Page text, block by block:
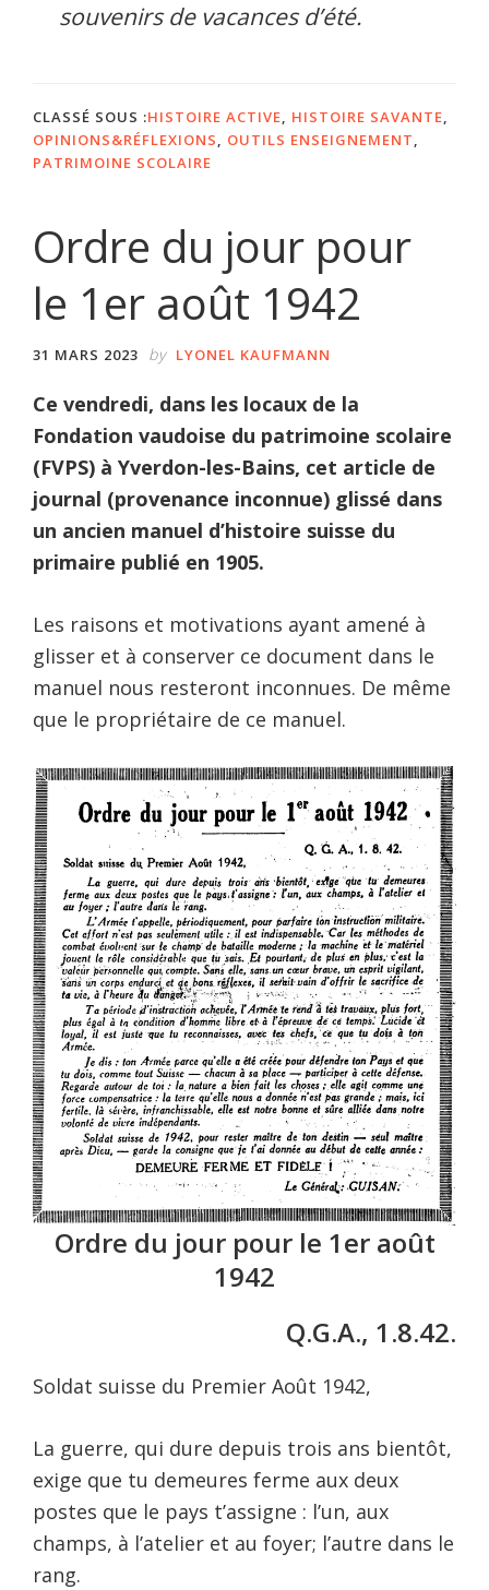
souvenirs de vacances d’été.
CLASSÉ SOUS :HISTOIRE ACTIVE, HISTOIRE SAVANTE,
OPINIONS&RÉFLEXIONS, OUTILS ENSEIGNEMENT,
PATRIMOINE SCOLAIRE
Ordre du jour pour
le 1er août 1942
31 MARS 2023 by LYONEL KAUFMANN
Ce vendredi, dans les locaux de la
Fondation vaudoise du patrimoine scolaire
(FVPS) à Yverdon-les-Bains, cet article de
journal (provenance inconnue) glissé dans
un ancien manuel d’histoire suisse du
primaire publié en 1905.
Les raisons et motivations ayant amené à
glisser et à conserver ce document dans le
manuel nous resteront inconnues. De même
que le propriétaire de ce manuel.
Ordre du jour pour le 1er août
1942
Q.G.A., 1.8.42.
Soldat suisse du Premier Août 1942,
La guerre, qui dure depuis trois ans bientôt,
exige que tu demeures ferme aux deux
postes que le pays t’assigne : l’un, aux
champs, à l’atelier et au foyer; l’autre dans le
rang.